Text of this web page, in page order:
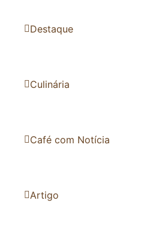
Destaque
Culinária
Café com Notícia
Artigo